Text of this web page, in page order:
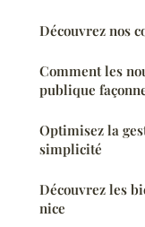
Découvrez nos
Comment les
publique
Optimisez la
simplicité
Découvrez les
nice